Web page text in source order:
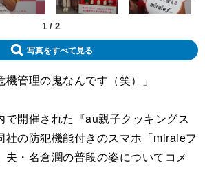
1 / 2
写真をすべて見る
管理の鬼なんです（笑）」
開催された『au親子クッキングス
社の防犯機能付きのスマホ「miraieフ
夫・名倉潤の普段の姿についてコメ